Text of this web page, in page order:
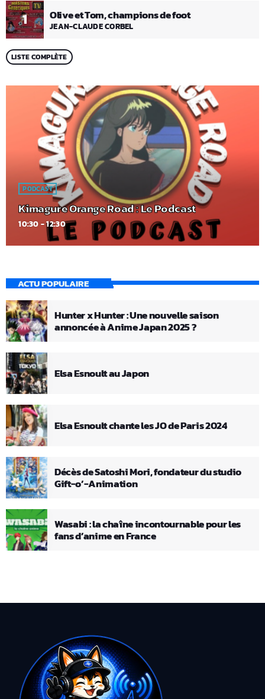
1 Olive et Tom, champions de foot
JEAN-CLAUDE CORBEL
LISTE COMPLÈTE
PODCAST
Kimagure Orange Road : Le Podcast
10:30 - 12:30
ACTU POPULAIRE
Hunter x Hunter : Une nouvelle saison
annoncée à Anime Japan 2025 ?
Elsa Esnoult au Japon
Elsa Esnoult chante les JO de Paris 2024
Décès de Satoshi Mori, fondateur du studio
Gift-o’-Animation
Wasabi : la chaîne incontournable pour les
fans d’anime en France